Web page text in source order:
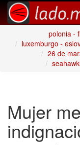
polonia -
luxemburgo -
26 de
Mujer